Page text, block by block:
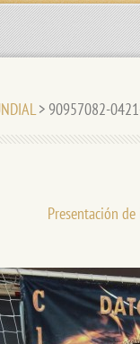
> 90957082-
Presentación